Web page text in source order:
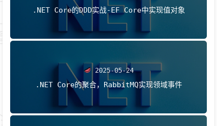
.NET Core的DDD实战-EF Core中实现值对象
2025-05-24
.NET Core的聚合，RabbitMQ实现领域事件